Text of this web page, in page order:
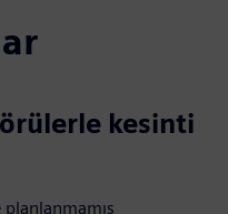
kesinti